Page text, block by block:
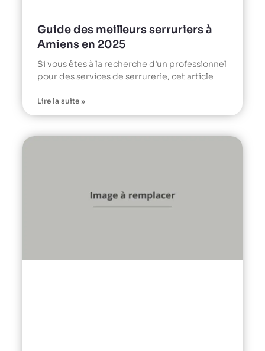
Guide des meilleurs serruriers à
Amiens en 2025
Si vous êtes à la recherche d’un professionnel
pour des services de serrurerie, cet article
Lire la suite »